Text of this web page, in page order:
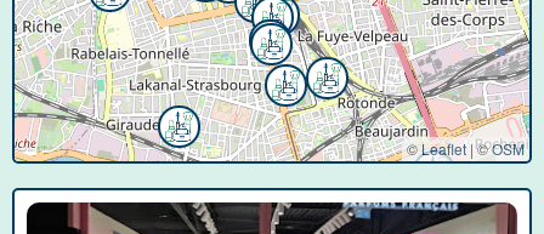
© Leaflet |©OSM